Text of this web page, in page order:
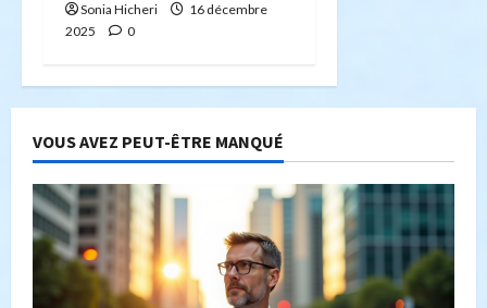
Sonia Hicheri
16 décembre
2025
0
VOUS AVEZ PEUT-ÊTRE MANQUÉ